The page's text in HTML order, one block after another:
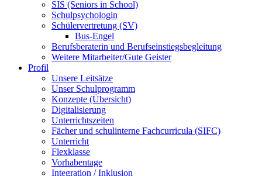
SIS (Seniors in School)
Schulpsychologin
Schülervertretung (SV)
Bus-Engel
Berufsberaterin und Berufseinstiegsbegleitung
Weitere Mitarbeiter/Gute Geister
Profil
Unsere Leitsätze
Unser Schulprogramm
Konzepte (Übersicht)
Digitalisierung
Unterrichtszeiten
Fächer und schulinterne Fachcurricula (SIFC)
Unterricht
Flexklasse
Vorhabentage
Integration / Inklusion